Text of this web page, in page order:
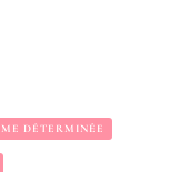
DÉTERMINÉE